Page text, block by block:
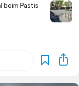
beim Pastis